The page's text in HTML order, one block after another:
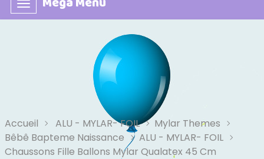
Basculer
la
Accueil ALU - MYLAR- FOIL
Mylar Themes
Bêbê Bapteme Naissance
ALU - MYLAR- FOIL
Chaussons Fille Ballons Mylar Qualatex 45 Cm